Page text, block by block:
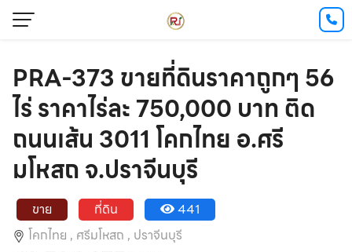
PRA-373 ขายที่ดินราคาถูกๆ 56
ไร่ ราคาไร่ละ 750,000 บาท ติด
ถนนเส้น 3011 โคกไทย อ.ศรี
มโหสถ จ.ปราจีนบุรี
ขาย ที่ดิน
441
โคกไทย , ศรีมโหสถ , ปราจีนบุรี